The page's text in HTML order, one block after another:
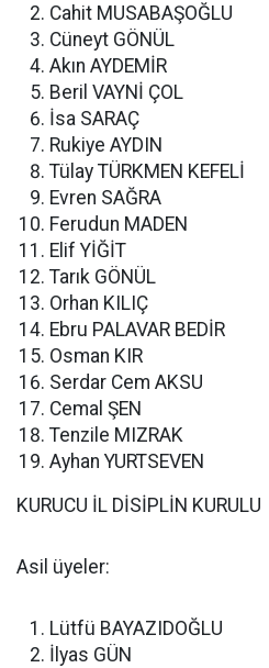
Cahit MUSABAŞOĞLU
Cüneyt GÖNÜL
Akın AYDEMİR
Beril VAYNİ ÇOL
İsa SARAÇ
Rukiye AYDIN
Tülay TÜRKMEN KEFELİ
Evren SAĞRA
Ferudun MADEN
Elif YİĞİT
Tarık GÖNÜL
Orhan KILIÇ
Ebru PALAVAR BEDİR
Osman KIR
Serdar Cem AKSU
Cemal ŞEN
Tenzile MIZRAK
Ayhan YURTSEVEN
KURUCU İL DİSİPLİN KURULU
Asil üyeler:
Lütfü BAYAZIDOĞLU
İlyas GÜN